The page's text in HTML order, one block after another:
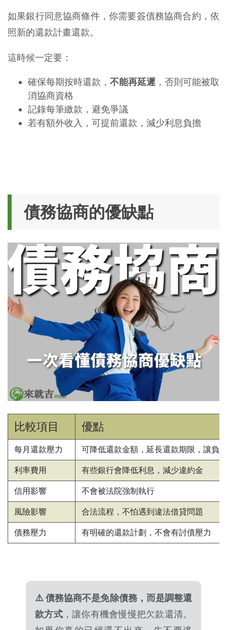
如果銀行同意協商條件，你需要簽債務協商合約，依
照新的還款計畫還款。
這時候一定要：
確保每期按時還款， 不能再延遲 ，否則可能被取
消協商資格
記錄每筆繳款，避免爭議
若有額外收入，可提前還款，減少利息負擔
債務協商的優缺點
比較項目 優點
每月還款壓力 可降低還款金額，延長還款期限，讓負
利率費用 有些銀行會降低利息，減少違約金
信用影響 不會被法院強制執行
風險影響 合法流程，不怕遇到違法借貸問題
債務壓力 有明確的還款計劃，不會有討債壓力
⚠️ 債務協商不是免除債務，而是調整還
款方式，讓你有機會慢慢把欠款還清。